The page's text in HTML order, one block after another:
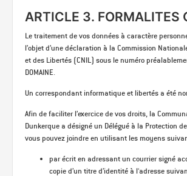
ARTICLE 3. FORMALITES
Le traitement de vos données à caractère
l’objet d’une déclaration à la Commission
et des Libertés (CNIL) sous le numéro
DOMAINE.
Un correspondant informatique et libertés a été
Afin de faciliter l’exercice de vos droits, la
Dunkerque a désigné un Délégué à la Protection
vous pouvez joindre en utilisant les moyens
par écrit en adressant un courrier signé
copie d’un titre d’identité à l'adresse